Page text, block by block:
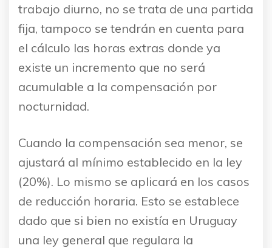
trabajo diurno, no se trata de una partida
fija, tampoco se tendrán en cuenta para
el cálculo las horas extras donde ya
existe un incremento que no será
acumulable a la compensación por
nocturnidad.
Cuando la compensación sea menor, se
ajustará al mínimo establecido en la ley
(20%). Lo mismo se aplicará en los casos
de reducción horaria. Esto se establece
dado que si bien no existía en Uruguay
una ley general que regulara la